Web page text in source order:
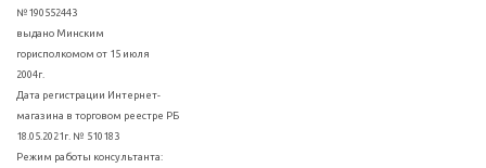
№190552443
выдано Минским
горисполкомом от 15 июля
2004г.
Дата регистрации Интернет-
магазина в торговом реестре РБ
18.05.2021г. № 510183
Режим работы консультанта: